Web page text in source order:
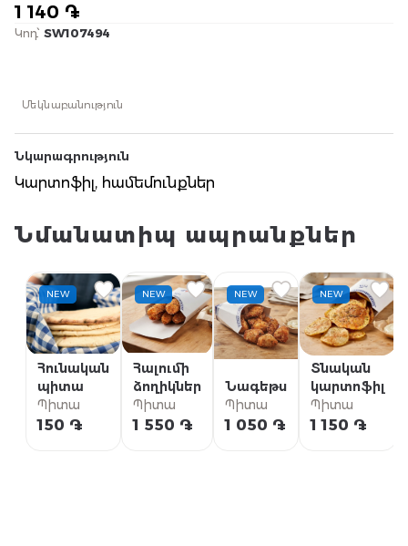
1 140 ֏
Կոդ՝ SW107494
Մեկնաբանություն
Նկարագրություն
Կարտոֆիլ, համեմունքներ
Նմանատիպ ապրանքներ
NEW
Հունական
պիտա
Պիտա
150 ֏
NEW
Հալումի
ձողիկներ
Պիտա
1 550 ֏
NEW
Նագեթս
Պիտա
1 050 ֏
NEW
Տնական
կարտոֆիլ
Պիտա
1 150 ֏